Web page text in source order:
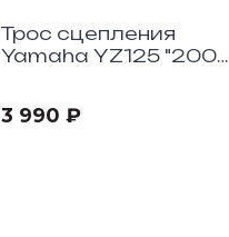
Трос сцепления
Yamaha YZ125 "2007-
3 990 ₽